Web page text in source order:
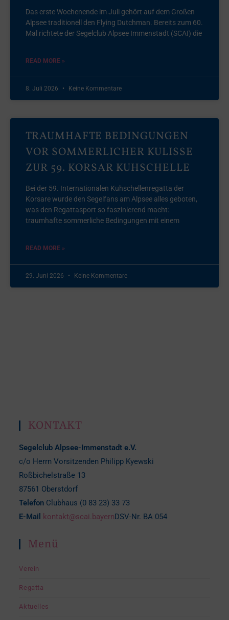
Das erste Wochenende im Juli gehört auf dem Großen
Alpsee traditionell den Flying Dutchman. Bereits zum 60.
Mal richtete der Segelclub Alpsee Immenstadt (SCAI) die
READ MORE »
8. Juli 2026 Keine Kommentare
TRAUMHAFTE BEDINGUNGEN
VOR SOMMERLICHER KULISSE
ZUR 59. KORSAR KUHSCHELLE
Bei der 59. Internationalen Kuhschellenregatta der
Korsare wurde den Segelfans am Alpsee alles geboten,
was den Regattasport so faszinierend macht:
traumhafte sommerliche Bedingungen mit einem
READ MORE »
29. Juni 2026 Keine Kommentare
KONTAKT
Segelclub Alpsee-Immenstadt e.V.
c/o Herrn Vorsitzenden Philipp Kyewski
Roßbichelstraße 13
87561 Oberstdorf
Telefon Clubhaus (0 83 23) 33 73
E-Mail
kontakt@scai.bayernDSV-Nr. BA 054
Menü
Verein
Regatta
Aktuelles